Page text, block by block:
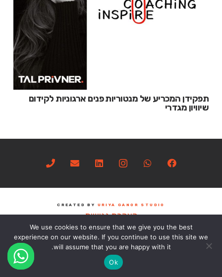
תפקידן המכריע של מנטוריות פנים ארגוניות לקידום
שיוויון מגדרי
CREATED BY URIYA GANOR STUDIO
הצהרת נגישות
We use cookies to ensure that we give you the best
experience on our website. If you continue to use this site we
will assume that you are happy with it.
Ok